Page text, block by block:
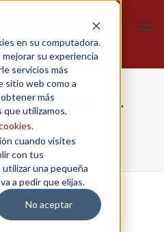
en su computadora.
su experiencia
servicios más
sitio web como a
más
que utilizamos,
.
cuando visites
con tus
una pequeña
a pedir que elijas.
No aceptar
pago_4
pago / Pop-up_Pronto-pago_4